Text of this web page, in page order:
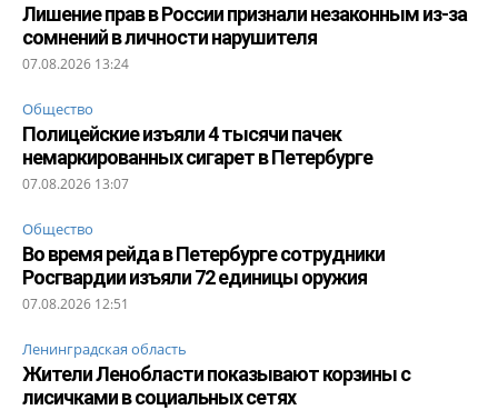
Лишение прав в России признали незаконным из-за
сомнений в личности нарушителя
07.08.2026 13:24
Общество
Полицейские изъяли 4 тысячи пачек
немаркированных сигарет в Петербурге
07.08.2026 13:07
Общество
Во время рейда в Петербурге сотрудники
Росгвардии изъяли 72 единицы оружия
07.08.2026 12:51
Ленинградская область
Жители Ленобласти показывают корзины с
лисичками в социальных сетях